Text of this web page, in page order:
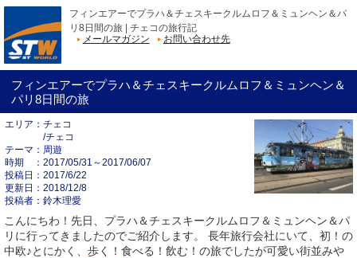
フィンエアーでプラハ＆チェスキークルムロフ＆ミュンヘン＆パ
リ8日間の旅 | チェコの旅行記
メールマガジン
お問い合わせ先
フィンエアーでプラハ＆チェスキークルムロフ＆ミュンヘン＆
パリ8日間の旅
エリア
チェコ
/チェコ
テーマ
周遊
時期
2017/05/31～2017/06/07
投稿日
2017/6/22
更新日
2018/12/8
投稿者
鈴木理愛
こんにちわ！先日、プラハ＆チェスキークルムロフ＆ミュンヘン＆パ
リに行ってきましたのでご紹介します。 長年旅行会社にいて、初！の
中欧♪とにかく、歩く！食べる！飲む！の旅でしたが可愛い街並みや